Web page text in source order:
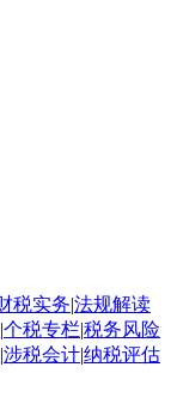
税实务|法规解读
|个税专栏|税务风险
|涉税会计|纳税评估